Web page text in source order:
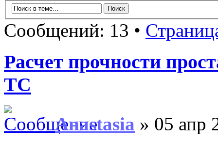
Сообщений: 13 •
Расчет прочности
ТС
Anastasia » 05 апр